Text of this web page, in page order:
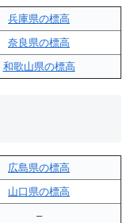
兵庫県の標高
奈良県の標高
和歌山県の標高
広島県の標高
山口県の標高
–